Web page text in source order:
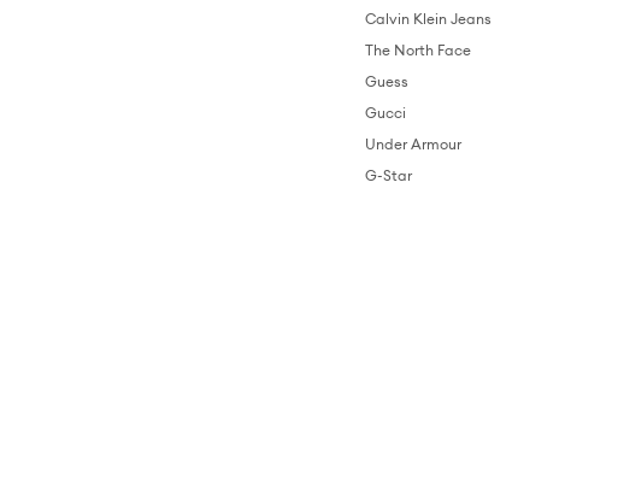
Calvin Klein Jeans
The North Face
Guess
Gucci
Under Armour
G-Star